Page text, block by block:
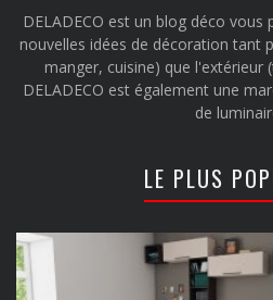
DELADECO est un blog déco
nouvelles idées de décoration tant
manger, cuisine) que l'extérieur
DELADECO est également une
de
LE PLUS